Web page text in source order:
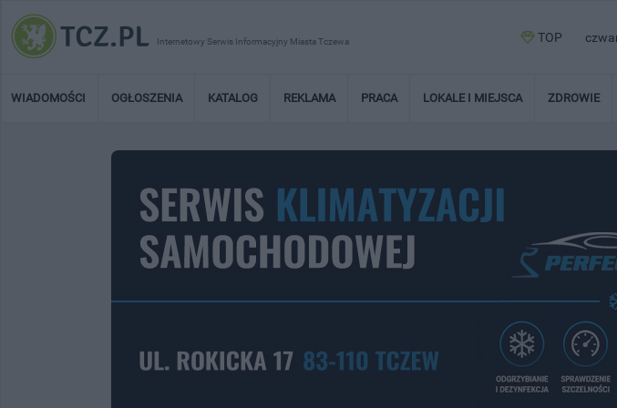
Internetowy Serwis Informacyjny Miasta Tczewa TOP
WIADOMOŚCI OGŁOSZENIA KATALOG REKLAMA PRACA LOKALE I MIEJSCA ZDROWIE